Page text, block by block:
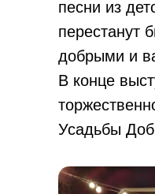
песни из
перестанут
добрыми и
В конце
Усадьбы
Социальные
Правила проживания